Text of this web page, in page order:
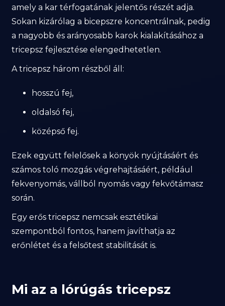
amely a kar térfogatának jelentős részét adja.
Sokan kizárólag a bicepszre koncentrálnak, pedig
a nagyobb és arányosabb karok kialakításához a
tricepsz fejlesztése elengedhetetlen.
A tricepsz három részből áll:
hosszú fej,
oldalsó fej,
középső fej.
Ezek együtt felelősek a könyök nyújtásáért és
számos toló mozgás végrehajtásáért, például
fekvenyomás, vállból nyomás vagy fekvőtámasz
során.
Egy erős tricepsz nemcsak esztétikai
szempontból fontos, hanem javíthatja az
erőnlétet és a felsőtest stabilitását is.
Mi az a lórúgás tricepsz